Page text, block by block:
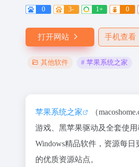
0 3- 1+ 0
打开网站 手机查看
其他软件 # 苹果系统之家
苹果系统之家
（
游戏、黑苹果驱动及全套使
Windows精品软件，资源每
的优质资源站点。